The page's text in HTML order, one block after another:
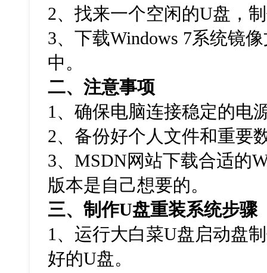
2、找来一个空闲的U盘，
3、下载Windows 7系统镜
中。
二、注意事项
1 、确保电脑连接稳定的电
2、备份好个人文件和重要
3、MSDN网站下载合适的
版本是自己想要的。
三、制作U盘重装系统步骤
1 、运行大白菜U盘启动盘
好的U盘。